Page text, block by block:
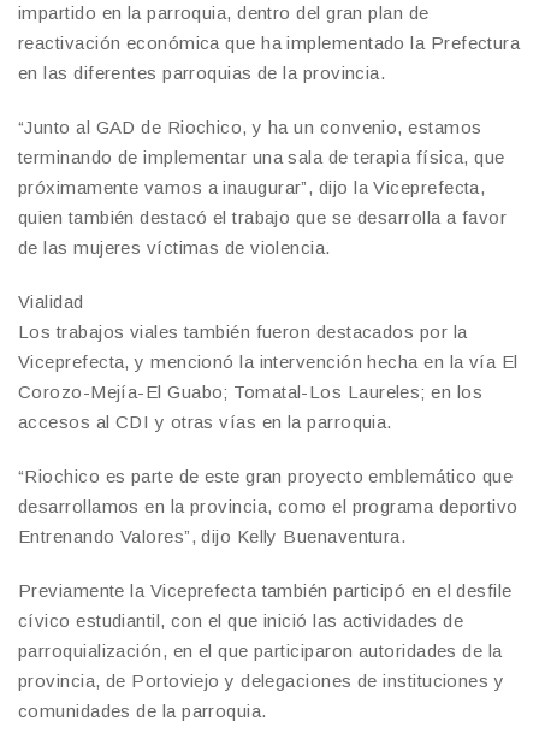
impartido en la parroquia, dentro del gran plan de
reactivación económica que ha implementado la Prefectura
en las diferentes parroquias de la provincia.
“Junto al GAD de Riochico, y ha un convenio, estamos
terminando de implementar una sala de terapia física, que
próximamente vamos a inaugurar”, dijo la Viceprefecta,
quien también destacó el trabajo que se desarrolla a favor
de las mujeres víctimas de violencia.
Vialidad
Los trabajos viales también fueron destacados por la
Viceprefecta, y mencionó la intervención hecha en la vía El
Corozo-Mejía-El Guabo; Tomatal-Los Laureles; en los
accesos al CDI y otras vías en la parroquia.
“Riochico es parte de este gran proyecto emblemático que
desarrollamos en la provincia, como el programa deportivo
Entrenando Valores”, dijo Kelly Buenaventura.
Previamente la Viceprefecta también participó en el desfile
cívico estudiantil, con el que inició las actividades de
parroquialización, en el que participaron autoridades de la
provincia, de Portoviejo y delegaciones de instituciones y
comunidades de la parroquia.